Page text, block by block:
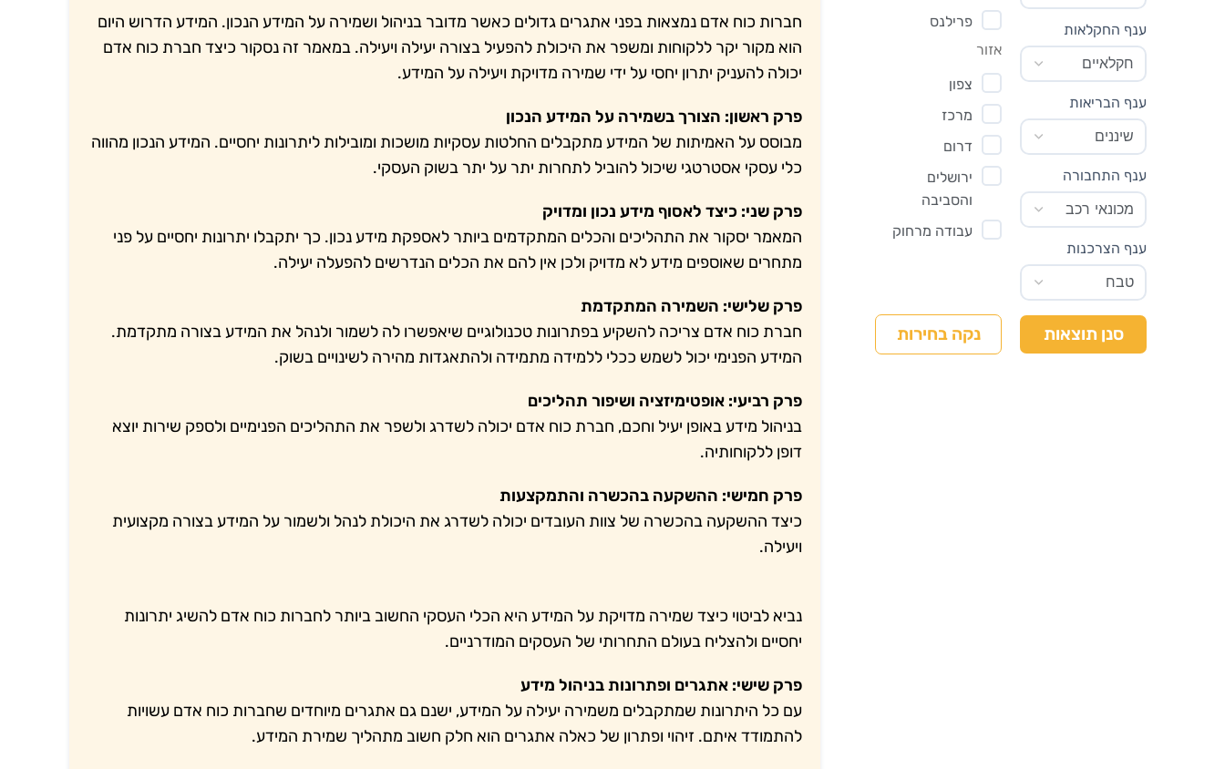
ענף החקלאות
ענף הבריאות
ענף התחבורה
ענף הצרכנות
פרילנס
אזור
צפון
מרכז
דרום
ירושלים
והסביבה
עבודה מרחוק
סנן תוצאות נקה בחירות
חברות כוח אדם נמצאות בפני אתגרים גדולים כאשר מדובר בניהול ושמירה על המידע הנכון. המידע הדרוש היום
הוא מקור יקר ללקוחות ומשפר את היכולת להפעיל בצורה יעילה ויעילה. במאמר זה נסקור כיצד חברת כוח אדם
יכולה להעניק יתרון יחסי על ידי שמירה מדויקת ויעילה על המידע.
פרק ראשון: הצורך בשמירה על המידע הנכון
מבוסס על האמיתות של המידע מתקבלים החלטות עסקיות מושכות ומובילות ליתרונות יחסיים. המידע הנכון מהווה
כלי עסקי אסטרטגי שיכול להוביל לתחרות יתר על יתר בשוק העסקי.
פרק שני: כיצד לאסוף מידע נכון ומדויק
המאמר יסקור את התהליכים והכלים המתקדמים ביותר לאספקת מידע נכון. כך יתקבלו יתרונות יחסיים על פני
מתחרים שאוספים מידע לא מדויק ולכן אין להם את הכלים הנדרשים להפעלה יעילה.
פרק שלישי: השמירה המתקדמת
חברת כוח אדם צריכה להשקיע בפתרונות טכנולוגיים שיאפשרו לה לשמור ולנהל את המידע בצורה מתקדמת.
המידע הפנימי יכול לשמש ככלי ללמידה מתמידה ולהתאגדות מהירה לשינויים בשוק.
פרק רביעי: אופטימיזציה ושיפור תהליכים
בניהול מידע באופן יעיל וחכם, חברת כוח אדם יכולה לשדרג ולשפר את התהליכים הפנימיים ולספק שירות יוצא
דופן ללקוחותיה.
פרק חמישי: ההשקעה בהכשרה והתמקצעות
כיצד ההשקעה בהכשרה של צוות העובדים יכולה לשדרג את היכולת לנהל ולשמור על המידע בצורה מקצועית
ויעילה.
נביא לביטוי כיצד שמירה מדויקת על המידע היא הכלי העסקי החשוב ביותר לחברות כוח אדם להשיג יתרונות
יחסיים ולהצליח בעולם התחרותי של העסקים המודרניים.
פרק שישי: אתגרים ופתרונות בניהול מידע
עם כל היתרונות שמתקבלים משמירה יעילה על המידע, ישנם גם אתגרים מיוחדים שחברות כוח אדם עשויות
להתמודד איתם. זיהוי ופתרון של כאלה אתגרים הוא חלק חשוב מתהליך שמירת המידע.